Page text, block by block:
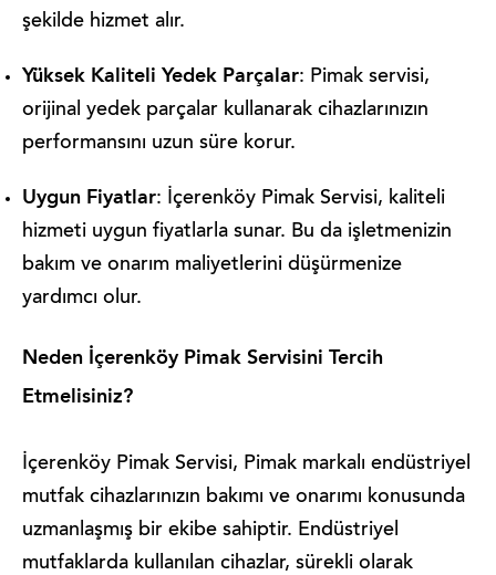
şekilde hizmet alır.
Yüksek Kaliteli Yedek Parçalar: Pimak servisi,
orijinal yedek parçalar kullanarak cihazlarınızın
performansını uzun süre korur.
Uygun Fiyatlar: İçerenköy Pimak Servisi, kaliteli
hizmeti uygun fiyatlarla sunar. Bu da işletmenizin
bakım ve onarım maliyetlerini düşürmenize
yardımcı olur.
Neden İçerenköy Pimak Servisini Tercih
Etmelisiniz?
İçerenköy Pimak Servisi, Pimak markalı endüstriyel
mutfak cihazlarınızın bakımı ve onarımı konusunda
uzmanlaşmış bir ekibe sahiptir. Endüstriyel
mutfaklarda kullanılan cihazlar, sürekli olarak